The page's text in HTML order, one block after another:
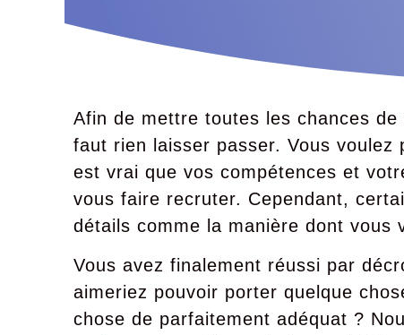
Afin de mettre toutes les chances
faut rien laisser passer. Vous voulez
est vrai que vos compétences et
vous faire recruter. Cependant,
détails comme la manière dont vous
Vous avez finalement réussi par
aimeriez pouvoir porter quelque
chose de parfaitement adéquat ?